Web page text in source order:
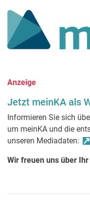
Anzeige
Jetzt meinKA als
Informieren Sie sich
um meinKA und die
unseren Mediadaten:
Wir freuen uns über